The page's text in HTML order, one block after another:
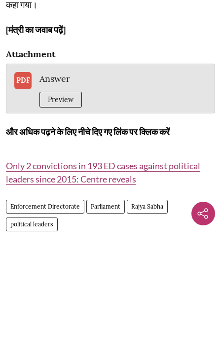
कहा गया।
[मंत्री का जवाब पढ़ें]
Attachment
PDF Answer
Preview
और अधिक पढ़ने के लिए नीचे दिए गए लिंक पर क्लिक करें
Only 2 convictions in 193 ED cases against political
leaders since 2015: Centre reveals
Enforcement Directorate Parliament Rajya Sabha
political leaders